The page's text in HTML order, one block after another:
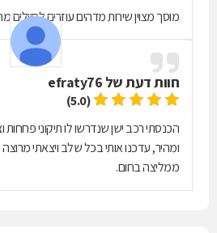
מוסך מצוין שירות מדהים עוזרים לחיילים
חוות דעת של efraty76
(5.0)
הכנסתי רכב ישן שנדרשו לו תיקוני
ומהיר, עדכנו אותי בכל שלב ויצאתי
ממליצה בחום.